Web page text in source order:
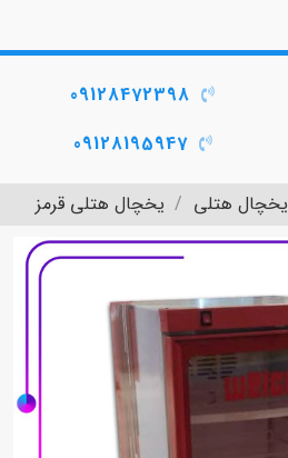
09128472398
09128195947
یخچال هتلی یخچال هتلی قرمز